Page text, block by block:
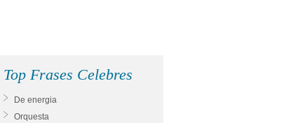
Top Frases Celebres
De energia
Orquesta